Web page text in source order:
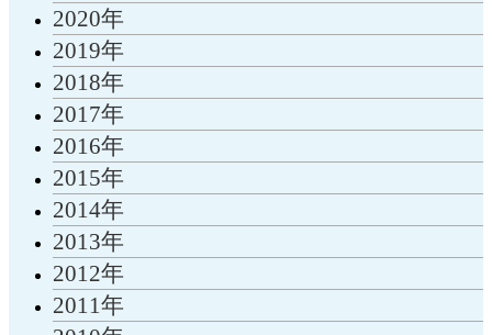
2020年
2019年
2018年
2017年
2016年
2015年
2014年
2013年
2012年
2011年